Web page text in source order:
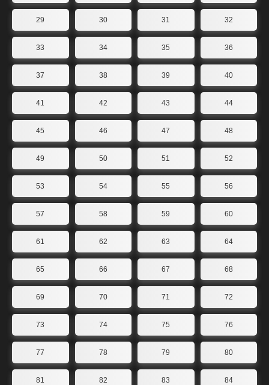
29 30 31 32
33 34 35 36
37 38 39 40
41 42 43 44
45 46 47 48
49 50 51 52
53 54 55 56
57 58 59 60
61 62 63 64
65 66 67 68
69 70 71 72
73 74 75 76
77 78 79 80
81 82 83 84